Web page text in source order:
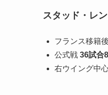
スタッド・レ
フランス移籍
公式戦 36試合
右ウイング中